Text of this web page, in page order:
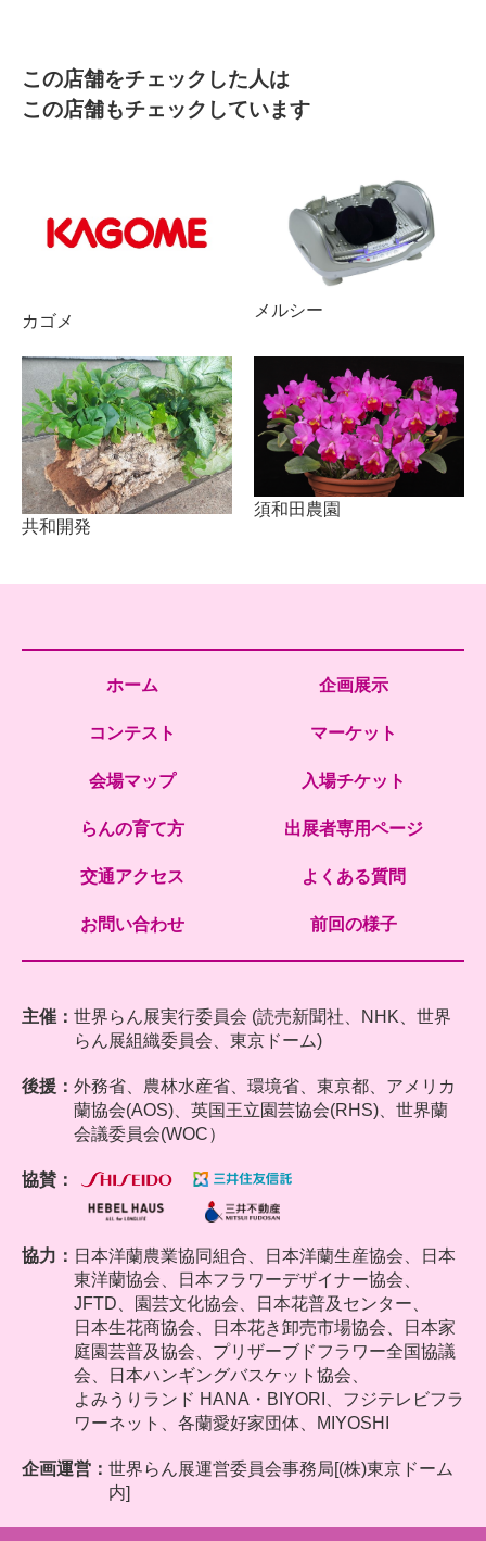
この店舗をチェックした人は
この店舗もチェックしています
カゴメ
メルシー
共和開発
須和田農園
ホーム 企画展示
コンテスト マーケット
会場マップ 入場チケット
らんの育て方 出展者専用ページ
交通アクセス よくある質問
お問い合わせ 前回の様子
主催： 世界らん展実行委員会 (読売新聞社、NHK、世界
らん展組織委員会、東京ドーム)
後援： 外務省、農林水産省、環境省、東京都、アメリカ
蘭協会(AOS)、英国王立園芸協会(RHS)、世界蘭
会議委員会(WOC）
協賛：
協力： 日本洋蘭農業協同組合、
日本洋蘭生産協会、日本
東洋蘭協会、日本フラワーデザイナー協会、
JFTD、園芸文化協会、日本花普及センター、
日本生花商協会、日本花き卸売市場協会、日本家
庭園芸普及協会、プリザーブドフラワー全国協議
会、日本ハンギングバスケット協会、
よみうりランド HANA・BIYORI、フジテレビフラ
ワーネット、各蘭愛好家団体、MIYOSHI
企画運営： 世界らん展運営委員会事務局[(株)東京ドーム
内]